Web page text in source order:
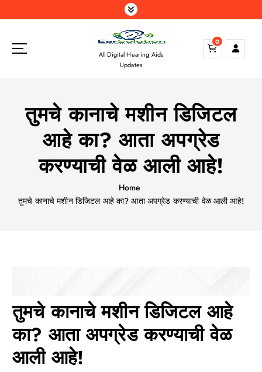
k
All Digital Hearing Aids
Updates
0
तुमचे कानाचे मशीन डिजिटल
आहे का? आता अपग्रेड
करण्याची वेळ आली आहे!
Home
तुमचे कानाचे मशीन डिजिटल आहे का? आता अपग्रेड करण्याची वेळ आली आहे!
तुमचे कानाचे मशीन डिजिटल आहे
का? आता अपग्रेड करण्याची वेळ
आली आहे!